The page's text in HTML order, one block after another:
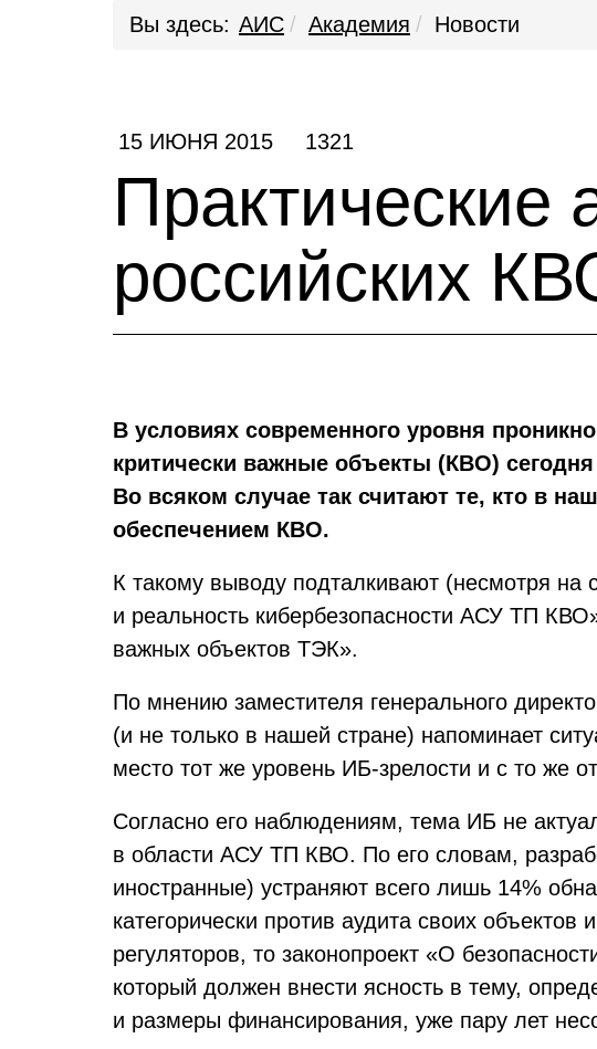
Вы здесь: АИС Академия Новости
15 ИЮНЯ 2015 1321
Практические
российских
В условиях современного уровня
критически важные объекты (КВО)
Во всяком случае так считают те, кто в
обеспечением КВО.
К такому выводу подталкивают (несмотря на
и реальность кибербезопасности АСУ ТП
важных объектов ТЭК».
По мнению заместителя генерального
(и не только в нашей стране) напоминает
место тот же уровень ИБ-зрелости и с то же
Согласно его наблюдениям, тема ИБ не
в области АСУ ТП КВО. По его словам,
иностранные) устраняют всего лишь 14%
категорически против аудита своих
регуляторов, то законопроект «О
который должен внести ясность в тему,
и размеры финансирования, уже пару лет